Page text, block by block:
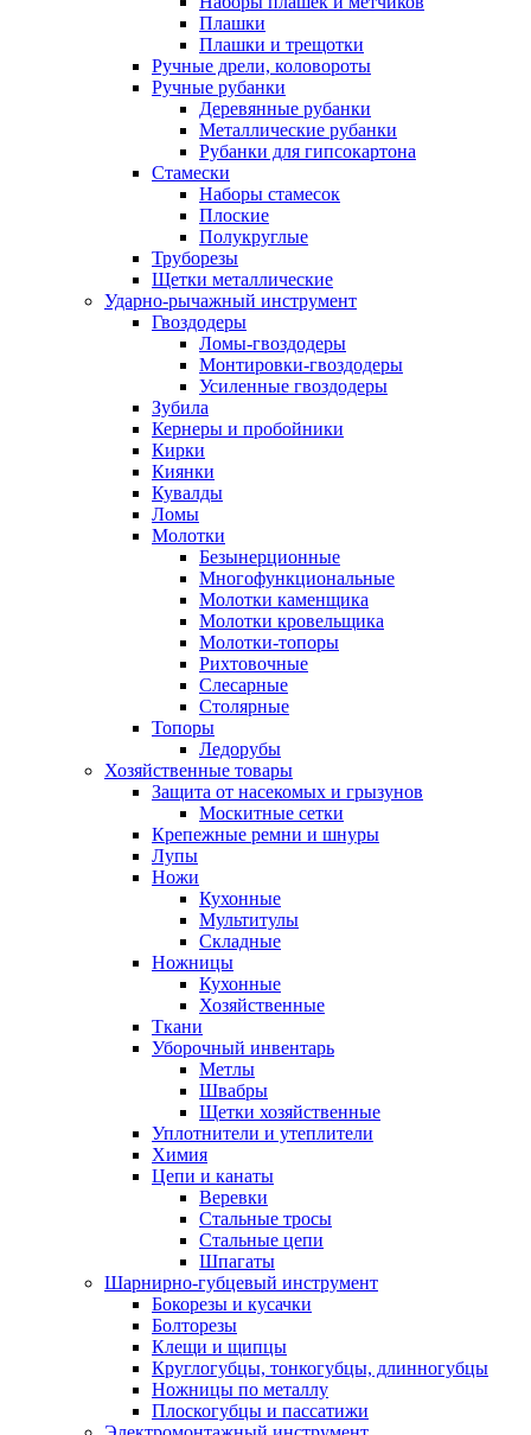
Плашки
Плашки и трещотки
Ручные дрели, коловороты
Ручные рубанки
Деревянные рубанки
Металлические рубанки
Рубанки для гипсокартона
Стамески
Наборы стамесок
Плоские
Полукруглые
Труборезы
Щетки металлические
Ударно-рычажный инструмент
Гвоздодеры
Ломы-гвоздодеры
Монтировки-гвоздодеры
Усиленные гвоздодеры
Зубила
Кернеры и пробойники
Кирки
Киянки
Кувалды
Ломы
Молотки
Безынерционные
Многофункциональные
Молотки каменщика
Молотки кровельщика
Молотки-топоры
Рихтовочные
Слесарные
Столярные
Топоры
Ледорубы
Хозяйственные товары
Защита от насекомых и грызунов
Москитные сетки
Крепежные ремни и шнуры
Лупы
Ножи
Кухонные
Мультитулы
Складные
Ножницы
Кухонные
Хозяйственные
Ткани
Уборочный инвентарь
Метлы
Швабры
Щетки хозяйственные
Уплотнители и утеплители
Химия
Цепи и канаты
Веревки
Стальные тросы
Стальные цепи
Шпагаты
Шарнирно-губцевый инструмент
Бокорезы и кусачки
Болторезы
Клещи и щипцы
Круглогубцы, тонкогубцы, длинногубцы
Ножницы по металлу
Плоскогубцы и пассатижи